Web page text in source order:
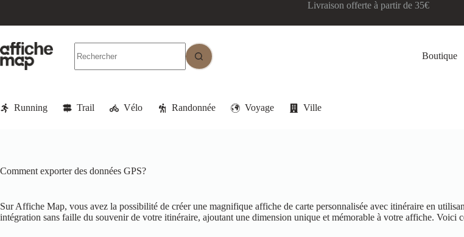
Livraison offerte à partir de 35€
Boutique
Running Trail Vélo Randonnée Voyage Ville
Comment exporter des données GPS?
Sur Affiche Map, vous avez la possibilité de créer une magnifique affiche de carte personnalisée avec itinéraire en
intégration sans faille du souvenir de votre itinéraire, ajoutant une dimension unique et mémorable à votre affiche. Voici